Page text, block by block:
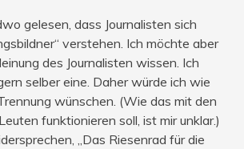
gelesen, dass Journalisten sich
verstehen. Ich möchte aber
des Journalisten wissen. Ich
selber eine. Daher würde ich wie
wünschen. (Wie das mit den
funktionieren soll, ist mir unklar.)
„Das Riesenrad für die